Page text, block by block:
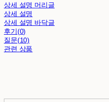
상세 설명 머리글
상세 설명
상세 설명 바닥글
후기(0)
질문(10)
관련 상품